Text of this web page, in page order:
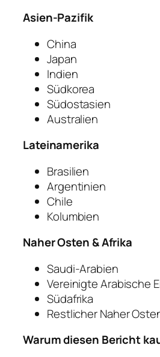
Asien-Pazifik
China
Japan
Indien
Südkorea
Südostasien
Australien
Lateinamerika
Brasilien
Argentinien
Chile
Kolumbien
Naher Osten & Afrika
Saudi-Arabien
Vereinigte Arabische
Südafrika
Restlicher Naher
Warum diesen Bericht